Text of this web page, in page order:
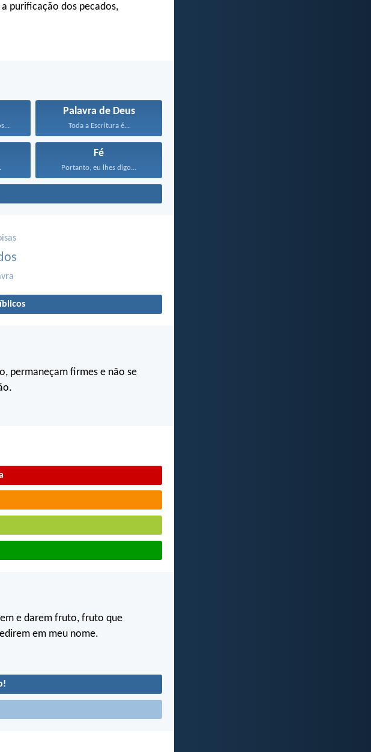
purificação dos pecados,
Palavra de Deus
Toda a Escritura é...
Fé
Portanto, eu lhes digo...
permaneçam firmes e não se
e darem fruto, fruto que
em meu nome.